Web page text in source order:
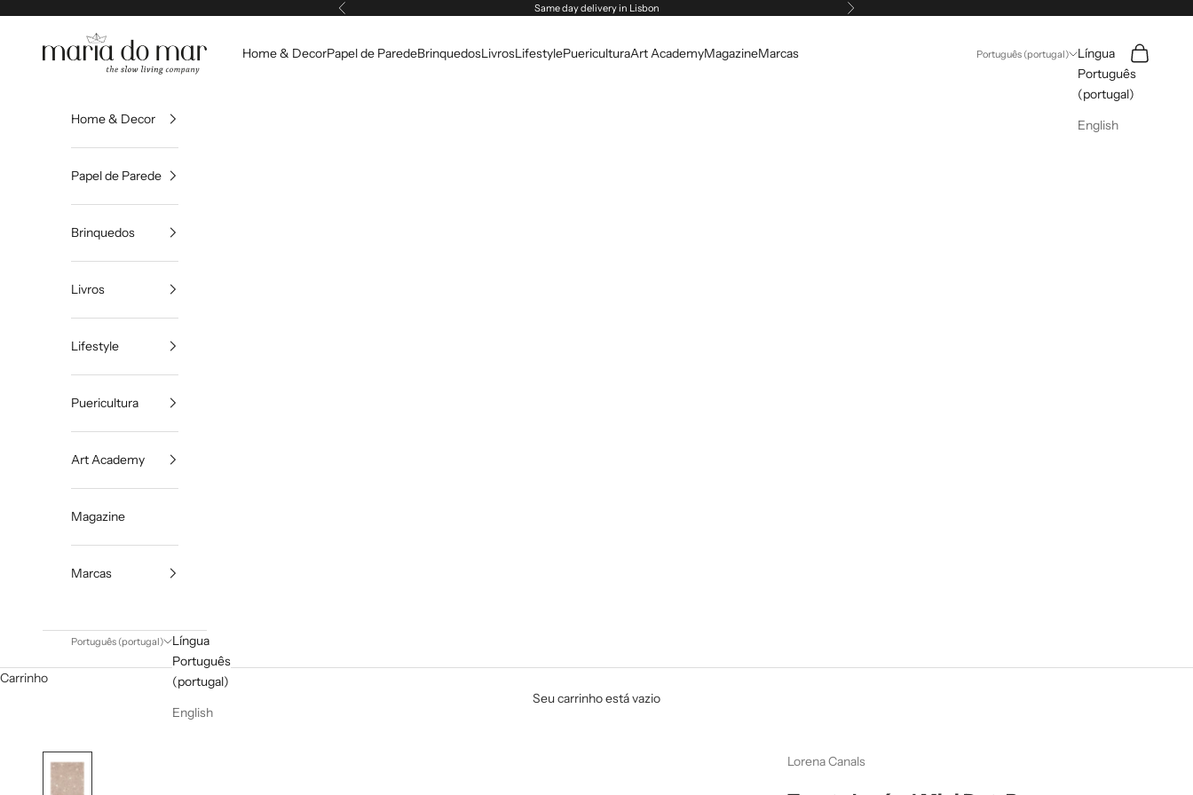
Anterior Same day delivery in Lisbon Próximo
Maria do Mar
Home & DecorPapel de ParedeBrinquedosLivrosLifestylePuericulturaArt AcademyMagazineMarcas Português (portugal)
Língua
Português
(portugal)
English
Pesquisar
Carrinho
Home & Decor
Papel de Parede
Brinquedos
Livros
Lifestyle
Puericultura
Art Academy
Magazine
Marcas
Português (portugal)
Língua
Português
(portugal)
English
Carrinho
Seu carrinho está vazio
Lorena Canals